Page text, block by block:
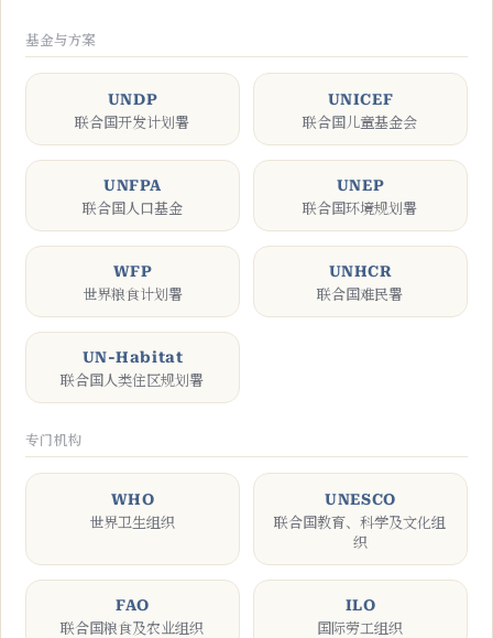
基金与方案
UNDP
联合国开发计划署
UNICEF
联合国儿童基金会
UNFPA
联合国人口基金
UNEP
联合国环境规划署
WFP
世界粮食计划署
UNHCR
联合国难民署
UN-Habitat
联合国人类住区规划署
专门机构
WHO
世界卫生组织
UNESCO
联合国教育、科学及文化组
织
FAO
联合国粮食及农业组织
ILO
国际劳工组织